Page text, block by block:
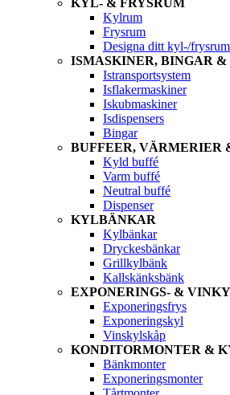
KYL- & FRYSRUM
Kylrum
Frysrum
Designa ditt kyl-/frysrum
ISMASKINER, BINGAR &
Istransportsystem
Isflakermaskiner
Iskubmaskiner
Isdispensers
Bingar
BUFFEER, VÄRMERIER
Kyld buffé
Varm buffé
Neutral buffé
Dispenser
KYLBÄNKAR
Kylbänkar
Dryckesbänkar
Grillkylbänk
Kallskänksbänk
EXPONERINGS- &
Exponeringsfrys
Exponeringskyl
Vinskylskåp
KONDITORMONTER &
Bänkmonter
Exponeringsmonter